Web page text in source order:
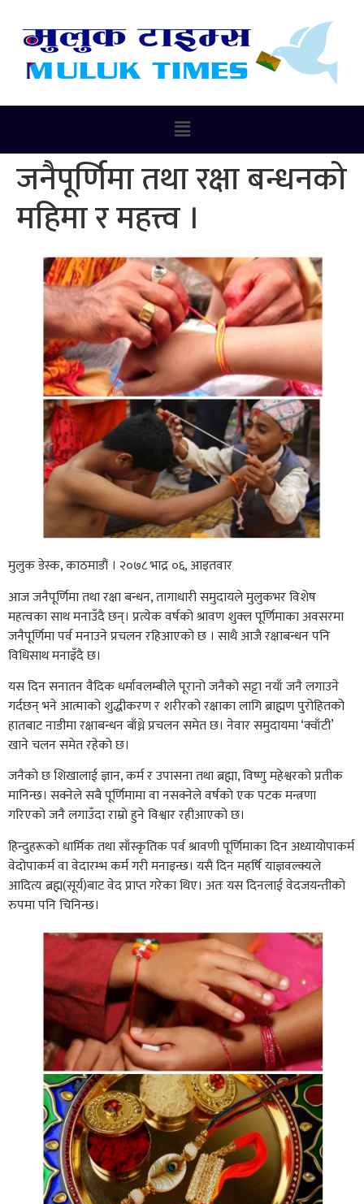
जनैपूर्णिमा तथा रक्षा बन्धनको
महिमा र महत्त्व ।
मुलुक डेस्क, काठमाडौं । २०७८ भाद्र ०६, आइतवार
आज जनैपूर्णिमा तथा रक्षा बन्धन, तागाधारी समुदायले मुलुकभर विशेष
महत्वका साथ मनाउँदै छन्। प्रत्येक वर्षको श्रावण शुक्ल पूर्णिमाका अवसरमा
जनैपूर्णिमा पर्व मनाउने प्रचलन रहिआएको छ । साथै आजै रक्षाबन्धन पनि
विधिसाथ मनाइँदै छ।
यस दिन सनातन वैदिक धर्मावलम्बीले पूरानो जनैको सट्टा नयाँ जनै लगाउने
गर्दछन् भने आत्माको शुद्धीकरण र शरीरको रक्षाका लागि ब्राह्मण पुरोहितको
हातबाट नाडीमा रक्षाबन्धन बाँध्ने प्रचलन समेत छ। नेवार समुदायमा ‘क्वाँटी’
खाने चलन समेत रहेकाे छ।
जनैको छ शिखालाई ज्ञान, कर्म र उपासना तथा ब्रह्मा, विष्णु महेश्वरको प्रतीक
मानिन्छ। सक्नेले सबै पूर्णिमामा वा नसक्नेले वर्षको एक पटक मन्त्रणा
गरिएको जनै लगाउँदा राम्रो हुने विश्वार रहीआएको छ।
हिन्दुहरूको धार्मिक तथा साँस्कृतिक पर्व श्रावणी पूर्णिमाका दिन अध्यायोपाकर्म
वेदोपाकर्म वा वेदारम्भ कर्म गरी मनाइन्छ। यसै दिन महर्षि याज्ञवल्क्यले
आदित्य ब्रह्म(सूर्य)बाट वेद प्राप्त गरेका थिए। अतः यस दिनलाई वेदजयन्तीको
रुपमा पनि चिनिन्छ।